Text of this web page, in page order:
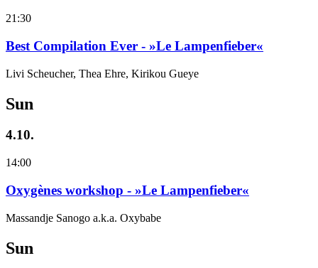
21:30
Best Compilation Ever - »Le Lampenfieber«
Livi Scheucher, Thea Ehre, Kirikou Gueye
Sun
4.10.
14:00
Oxygènes workshop - »Le Lampenfieber«
Massandje Sanogo a.k.a. Oxybabe
Sun